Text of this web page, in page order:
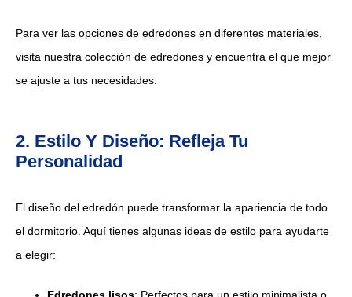
Para ver las opciones de edredones en diferentes materiales,
visita nuestra colección de edredones y encuentra el que mejor
se ajuste a tus necesidades.
2. Estilo Y Diseño: Refleja Tu
Personalidad
El diseño del edredón puede transformar la apariencia de todo
el dormitorio. Aquí tienes algunas ideas de estilo para ayudarte
a elegir: